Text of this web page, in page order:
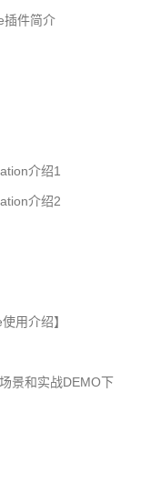
插件简介
介绍1
介绍2
用介绍】
景和实战DEMO下